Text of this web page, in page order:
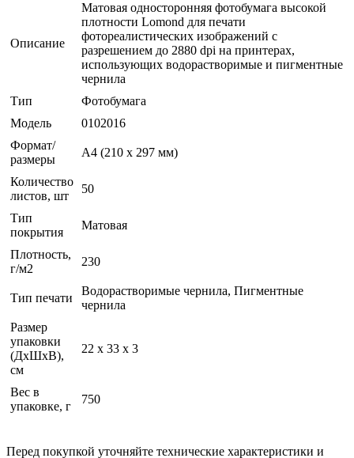
Описание
Матовая односторонняя фотобумага высокой
плотности Lomond для печати
фотореалистических изображений с
разрешением до 2880 dpi на принтерах,
использующих водорастворимые и пигментные
чернила
Тип
Фотобумага
Модель
0102016
Формат/
размеры
A4 (210 x 297 мм)
Количество
листов, шт
50
Тип
покрытия
Матовая
Плотность,
г/м2
230
Тип печати
Водорастворимые чернила, Пигментные
чернила
Размер
упаковки
(ДхШхВ),
см
22 x 33 x 3
Вес в
упаковке, г
750
Перед покупкой уточняйте технические характеристики и